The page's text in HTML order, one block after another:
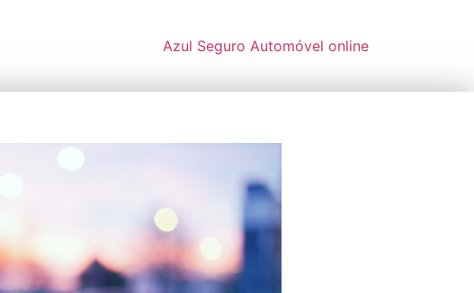
Azul Seguro Automóvel online